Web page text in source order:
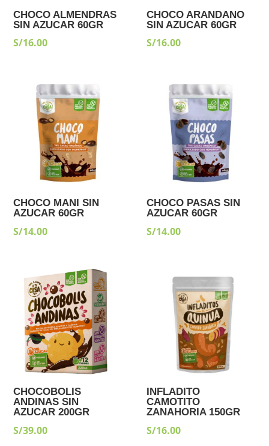
CHOCO ALMENDRAS
SIN AZUCAR 60GR
S/16.00
CHOCO ARANDANO
SIN AZUCAR 60GR
S/16.00
CHOCO MANI SIN
AZUCAR 60GR
S/14.00
CHOCO PASAS SIN
AZUCAR 60GR
S/14.00
CHOCOBOLIS
ANDINAS SIN
AZUCAR 200GR
S/39.00
INFLADITO
CAMOTITO
ZANAHORIA 150GR
S/16.00